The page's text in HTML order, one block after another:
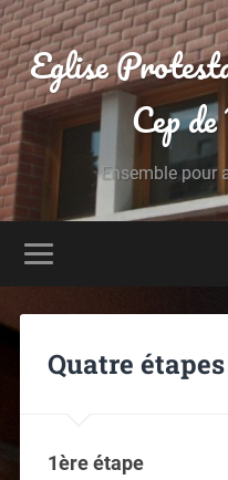
Eglise
Cep
Ensemble pour
Quatre
1ère étape